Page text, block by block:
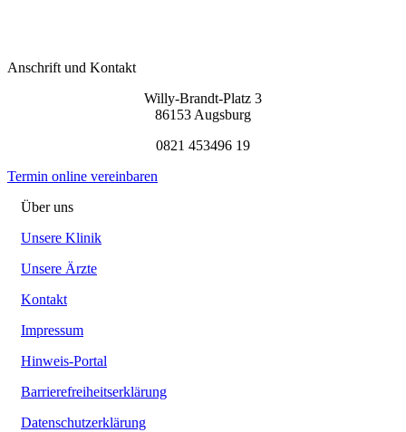
Anschrift und Kontakt
Willy-Brandt-Platz 3
86153 Augsburg
0821 453496 19
Termin online vereinbaren
Über uns
Unsere Klinik
Unsere Ärzte
Kontakt
Impressum
Hinweis-Portal
Barrierefreiheitserklärung
Datenschutzerklärung